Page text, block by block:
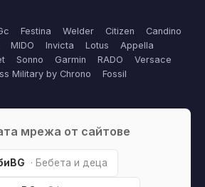
Festina Welder Citizen
Candino
MIDO Invicta Lotus
Appella
Sonno Garmin RADO
Versace
Military by Chrono Fossil
мрежа от сайтове
· Бебета и деца